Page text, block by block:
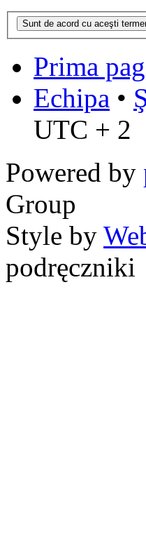
Prima
Echipa •
UTC + 2
Powered by
Group
Style by
podręczniki